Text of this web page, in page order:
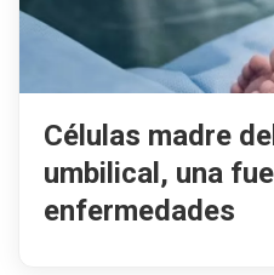
Células madre
umbilical, una
enfermedades